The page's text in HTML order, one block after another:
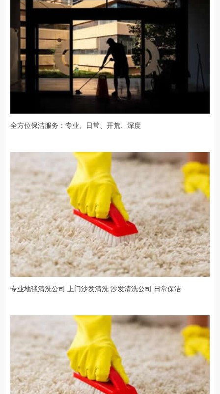
全方位保洁服务：专业、日常、开荒、深度
专业地毯清洗公司 上门沙发清洗 沙发清洗公司 日常保洁